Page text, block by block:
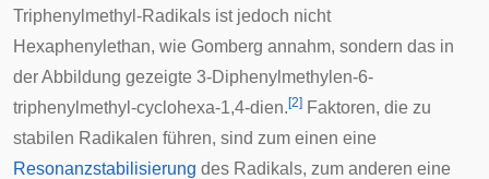
Triphenylmethyl-Radikals ist jedoch nicht
Hexaphenylethan, wie Gomberg annahm, sondern das in
der Abbildung gezeigte 3-Diphenylmethylen-6-
triphenylmethyl-cyclohexa-1,4-dien. [2] Faktoren, die zu
stabilen Radikalen führen, sind zum einen eine
Resonanzstabilisierung des Radikals, zum anderen eine